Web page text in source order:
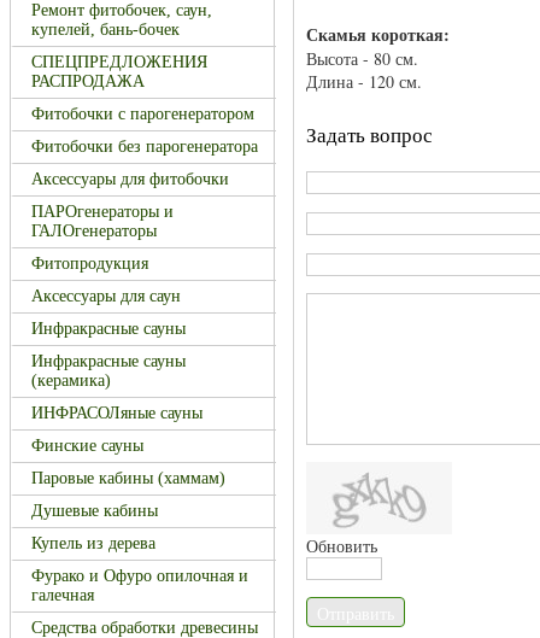
Ремонт фитобочек, саун,
купелей, бань-бочек
СПЕЦПРЕДЛОЖЕНИЯ
РАСПРОДАЖА
Фитобочки с парогенератором
Фитобочки без парогенератора
Аксессуары для фитобочки
ПАРОгенераторы и
ГАЛОгенераторы
Фитопродукция
Аксессуары для саун
Инфракрасные сауны
Инфракрасные сауны
(керамика)
ИНФРАСОЛяные сауны
Финские сауны
Паровые кабины (хаммам)
Душевые кабины
Купель из дерева
Фурако и Офуро опилочная и
галечная
Средства обработки древесины
Скамья короткая:
Высота - 80 см.
Длина - 120 см.
Задать вопрос
Обновить